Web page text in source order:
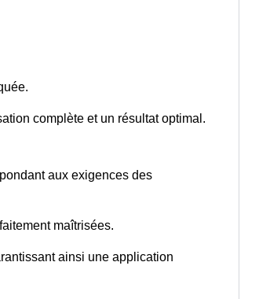
complète et un résultat optimal.
aux exigences des
maîtrisées.
ainsi une application